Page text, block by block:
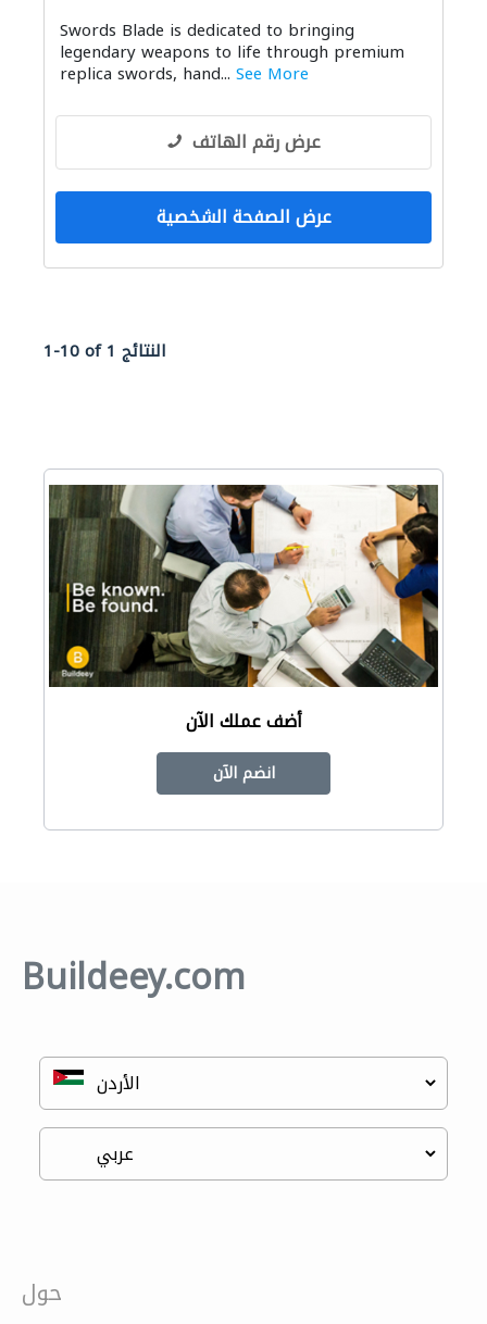
Swords Blade is dedicated to bringing
legendary weapons to life through premium
replica swords, hand... See More
عرض رقم الهاتف
عرض الصفحة الشخصية
1-10 of 1 النتائج
أضف عملك الآن
انضم الآن
Buildeey.com
حول